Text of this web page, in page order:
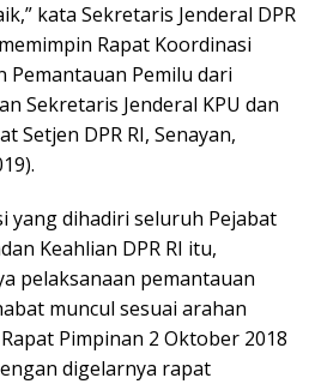
kata Sekretaris Jenderal DPR
Rapat Koordinasi
Pemantauan Pemilu dari
Sekretaris Jenderal KPU dan
Setjen DPR RI, Senayan,
yang dihadiri seluruh Pejabat
Keahlian DPR RI itu,
pelaksanaan pemantauan
muncul sesuai arahan
Pimpinan 2 Oktober 2018
digelarnya rapat